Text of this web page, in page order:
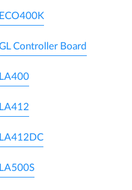
ECO400K
Controller Board
LA400
LA412
LA412DC
LA500S